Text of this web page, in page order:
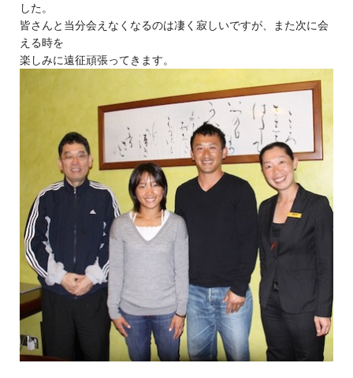
した。
皆さんと当分会えなくなるのは凄く寂しいですが、また次に会
える時を
楽しみに遠征頑張ってきます。